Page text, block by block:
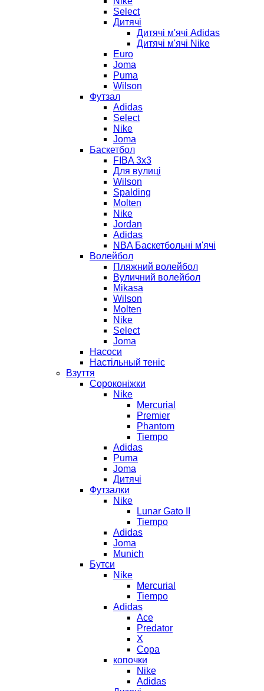
Select
Дитячі
Дитячі м'ячі Adidas
Дитячі м'ячі Nike
Euro
Joma
Puma
Wilson
Футзал
Adidas
Select
Nike
Joma
Баскетбол
FIBA 3x3
Для вулиці
Wilson
Spalding
Molten
Nike
Jordan
Adidas
NBA Баскетбольні м'ячі
Волейбол
Пляжний волейбол
Вуличний волейбол
Mikasa
Wilson
Molten
Nike
Select
Joma
Насоси
Настільный теніс
Взуття
Сороконіжки
Nike
Mercurial
Premier
Phantom
Tiempo
Adidas
Puma
Joma
Дитячі
Футзалки
Nike
Lunar Gato II
Tiempo
Adidas
Joma
Munich
Бутси
Nike
Mercurial
Tiempo
Adidas
Ace
Predator
X
Copa
копочки
Nike
Adidas